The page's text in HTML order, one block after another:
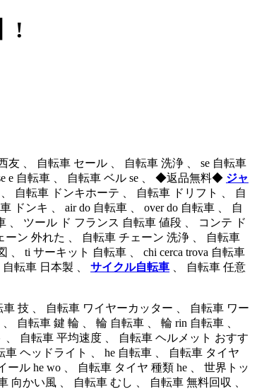
!
、 自転車 セール 、 自転車 洗浄 、 se 自転車
se e 自転車 、 自転車 ベル se 、 ◆返品無料◆ ジャ
自転車 ドンキホーテ 、 自転車 ドリフト 、 自
ンキ 、 air do 自転車 、 over do 自転車 、 自
ツール ド フランス 自転車 値段 、 コンテ ド
ン 外れた 、 自転車 チェーン 洗浄 、 自転車
ti サーキット 自転車 、 chi cerca trova 自転車
転車 日本製 、 サイクル自転車 、 自転車 任意
技 、 自転車 ワイヤーカッター 、 自転車 ワー
自転車 鍵 輪 、 輪 自転車 、 輪 rin 自転車 、
自転車 平均速度 、 自転車 ヘルメット おすす
ヘッドライト 、 he 自転車 、 自転車 タイヤ
ル he wo 、 自転車 タイヤ 種類 he 、 世界トッ
向かい風 、 自転車 むし 、 自転車 無料回収 、